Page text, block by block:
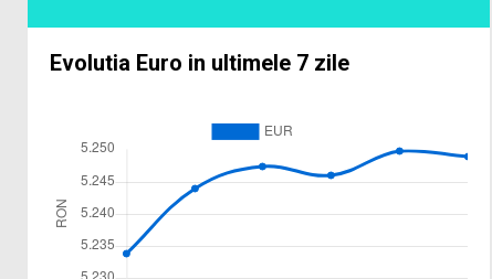
Evolutia Euro in ultimele 7 zile